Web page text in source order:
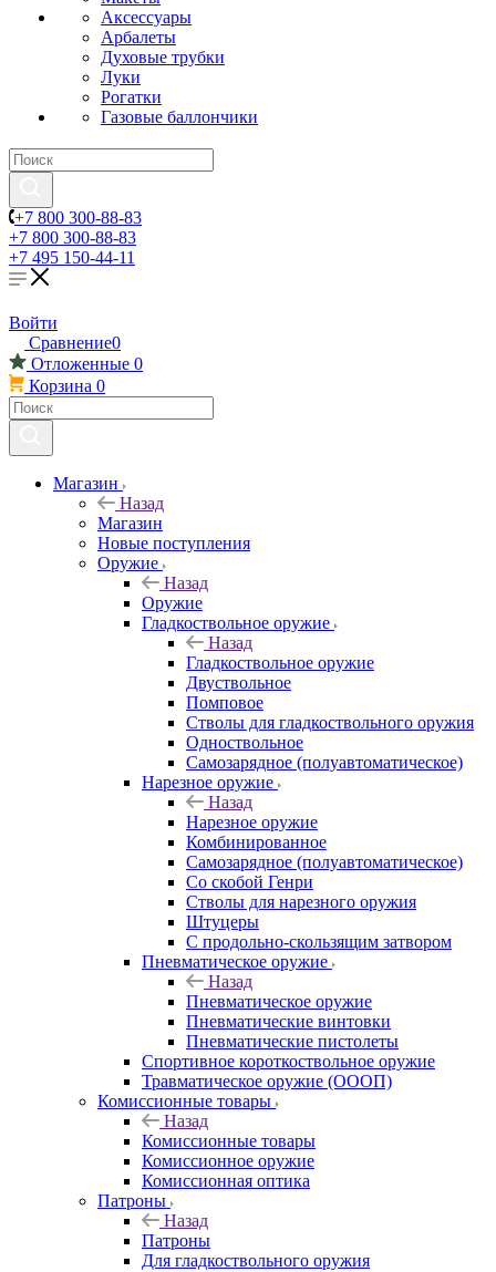
Аксессуары
Арбалеты
Духовые трубки
Луки
Рогатки
Газовые баллончики
+7 800 300-88-83
+7 800 300-88-83
+7 495 150-44-11
Войти
Сравнение0
Отложенные 0
Корзина 0
Магазин
Назад
Магазин
Новые поступления
Оружие
Назад
Оружие
Гладкоствольное оружие
Назад
Гладкоствольное оружие
Двуствольное
Помповое
Стволы для гладкоствольного оружия
Одноствольное
Самозарядное (полуавтоматическое)
Нарезное оружие
Назад
Нарезное оружие
Комбинированное
Самозарядное (полуавтоматическое)
Со скобой Генри
Стволы для нарезного оружия
Штуцеры
С продольно-скользящим затвором
Пневматическое оружие
Назад
Пневматическое оружие
Пневматические винтовки
Пневматические пистолеты
Спортивное короткоствольное оружие
Травматическое оружие (ОООП)
Комиссионные товары
Назад
Комиссионные товары
Комиссионное оружие
Комиссионная оптика
Патроны
Назад
Патроны
Для гладкоствольного оружия